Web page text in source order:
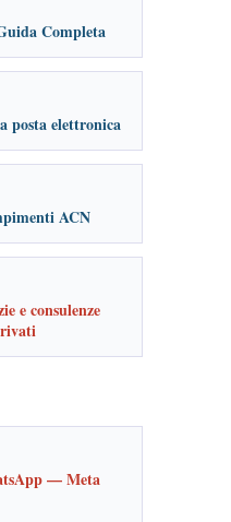
Completa
posta elettronica
ACN
e consulenze
— Meta